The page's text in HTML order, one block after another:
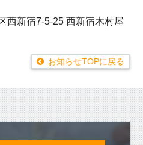
西新宿7-5-25 西新宿木村屋
お知らせTOPに戻る